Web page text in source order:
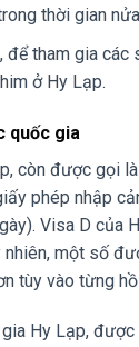
thời gian
để tham gia các
ở Hy Lạp.
quốc gia
còn được gọi
phép nhập
Visa D của
nhiên, một số
tùy vào từng
Hy Lạp,